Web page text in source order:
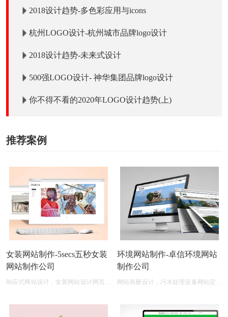
2018设计趋势-多色彩应用与icons
杭州LOGO设计-杭州城市品牌logo设计
2018设计趋势-未来式设计
500强LOGO设计- 神华集团品牌logo设计
你不得不看的2020年LOGO设计趋势(上)
推荐案例
女装网站制作-5secs五秒女装
网站制作公司
响应式网站设计，女装网站设计网页制
环境网站制作-卓信环境网站
制作公司
网站画册设计，污水处理设备网站定制